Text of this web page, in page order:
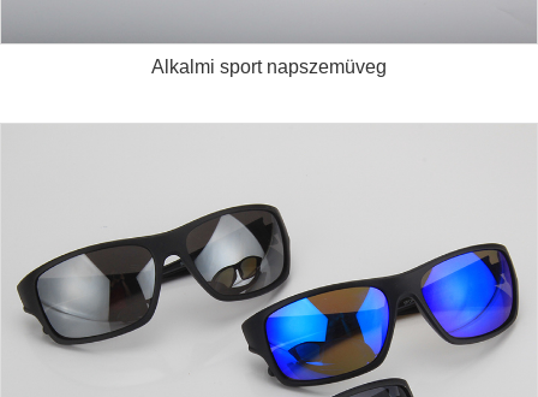
Alkalmi sport napszemüveg